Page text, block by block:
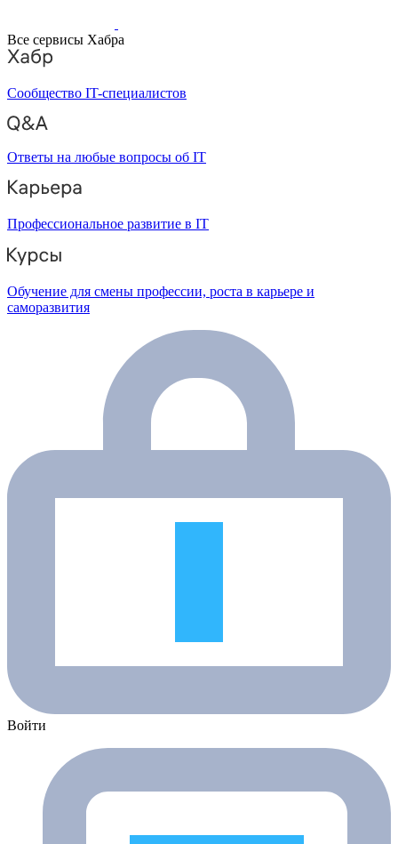
Все сервисы Хабра
Сообщество IT-специалистов
Ответы на любые вопросы об IT
Профессиональное развитие в IT
Обучение для смены профессии, роста в карьере и
саморазвития
Войти